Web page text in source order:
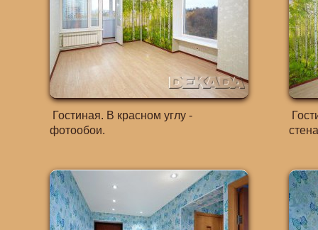
Гостиная. В красном углу -
фотообои.